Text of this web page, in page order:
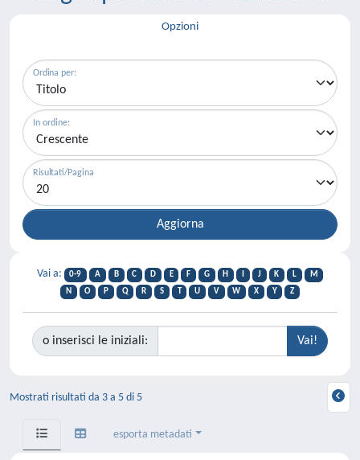
Opzioni
Ordina per:
In ordine:
Risultati/Pagina
Vai a: 0-9 A B C D E F G H J K L
M
N
O P Q R S T U V W X Y Z
o inserisci le iniziali:
Mostrati risultati da 3 a 5 di 5
esporta metadati